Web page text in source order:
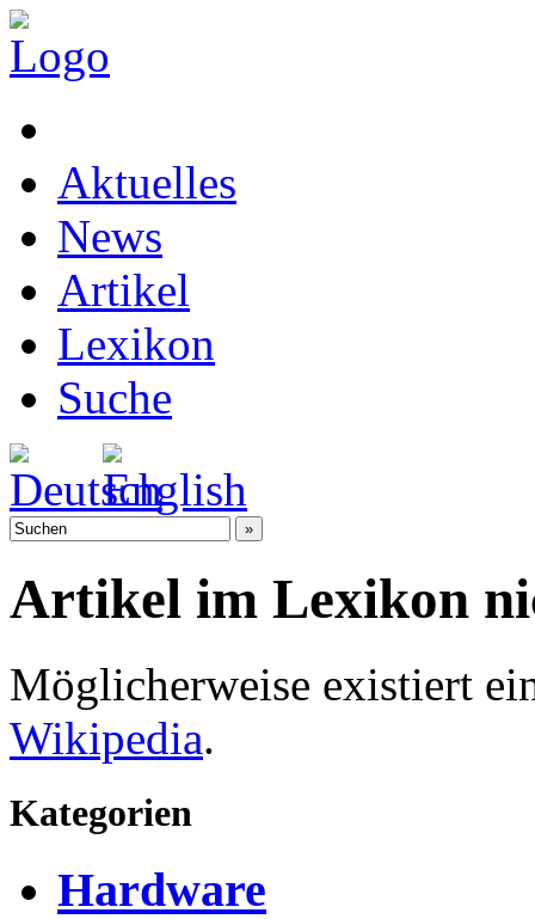
Aktuelles
News
Artikel
Lexikon
Suche
Artikel im Lexikon
Möglicherweise existiert
Wikipedia.
Kategorien
Hardware